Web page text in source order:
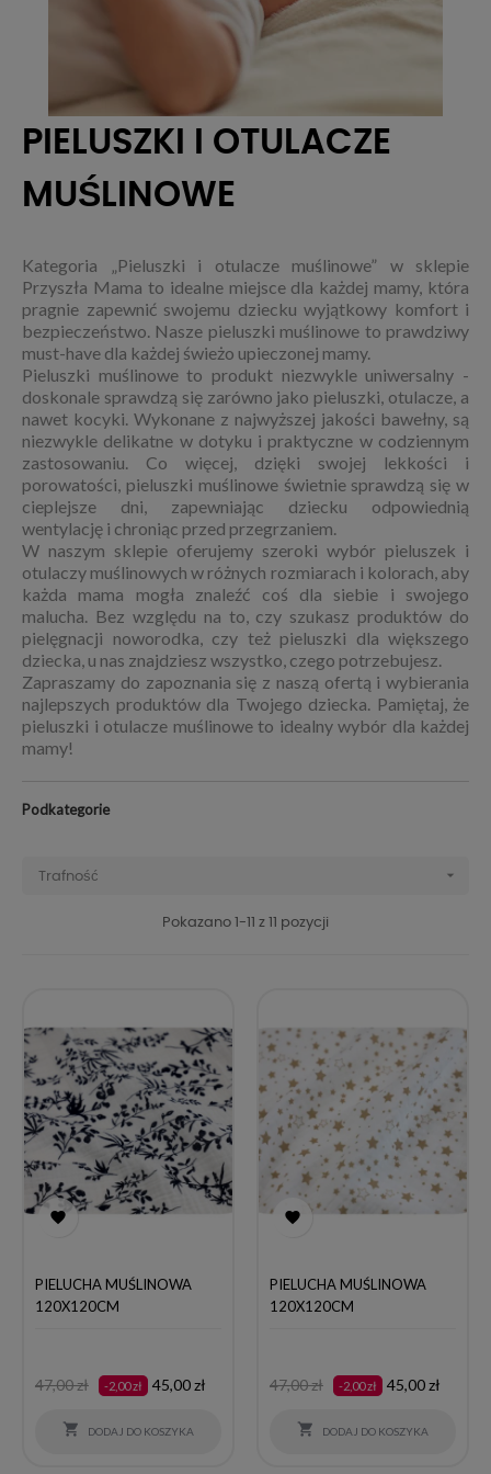
PIELUSZKI I OTULACZE
MUŚLINOWE
Kategoria „Pieluszki i otulacze muślinowe” w sklepie
Przyszła Mama to idealne miejsce dla każdej mamy, która
pragnie zapewnić swojemu dziecku wyjątkowy komfort i
bezpieczeństwo. Nasze pieluszki muślinowe to prawdziwy
must-have dla każdej świeżo upieczonej mamy.
Pieluszki muślinowe to produkt niezwykle uniwersalny -
doskonale sprawdzą się zarówno jako pieluszki, otulacze, a
nawet kocyki. Wykonane z najwyższej jakości bawełny, są
niezwykle delikatne w dotyku i praktyczne w codziennym
zastosowaniu. Co więcej, dzięki swojej lekkości i
porowatości, pieluszki muślinowe świetnie sprawdzą się w
cieplejsze dni, zapewniając dziecku odpowiednią
wentylację i chroniąc przed przegrzaniem.
W naszym sklepie oferujemy szeroki wybór pieluszek i
otulaczy muślinowych w różnych rozmiarach i kolorach, aby
każda mama mogła znaleźć coś dla siebie i swojego
malucha. Bez względu na to, czy szukasz produktów do
pielęgnacji noworodka, czy też pieluszki dla większego
dziecka, u nas znajdziesz wszystko, czego potrzebujesz.
Zapraszamy do zapoznania się z naszą ofertą i wybierania
najlepszych produktów dla Twojego dziecka. Pamiętaj, że
pieluszki i otulacze muślinowe to idealny wybór dla każdej
mamy!
Podkategorie
Trafność 
Pokazano 1-11 z 11 pozycji

PIELUCHA MUŚLINOWA
120X120CM
Cena
47,00 zł -2,00 zł Cena
45,00 zł
 DODAJ DO KOSZYKA

PIELUCHA MUŚLINOWA
120X120CM
Cena
47,00 zł -2,00 zł Cena
45,00 zł
 DODAJ DO KOSZYKA